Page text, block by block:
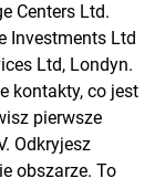
Centers Ltd.
Investments Ltd
Ltd, Londyn.
kontakty, co jest
pierwsze
Odkryjesz
obszarze. To